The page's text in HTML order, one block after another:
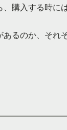
購入する時に
るのか、それ